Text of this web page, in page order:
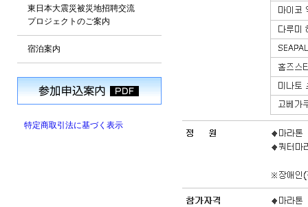
東日本大震災被災地招聘交流
プロジェクトのご案内
宿泊案内
特定商取引法に基づく表示